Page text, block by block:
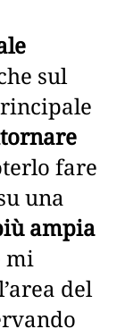
sul
fare
una
ampia
mi
del